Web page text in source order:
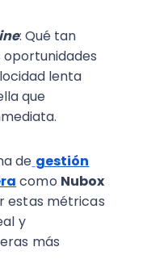
: Qué tan
oportunidades
lenta
que
de gestión
como Nubox
estas métricas
y
más